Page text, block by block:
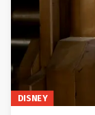
DISNEY